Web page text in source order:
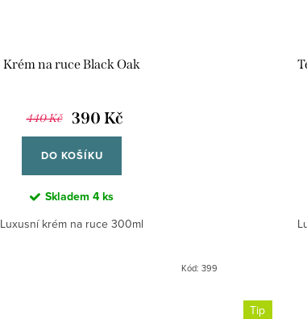
Krém na ruce Black Oak
440 Kč 390 Kč
DO KOŠÍKU
Skladem4 ks
Luxusní krém na ruce 300ml
Kód: 399
Tip